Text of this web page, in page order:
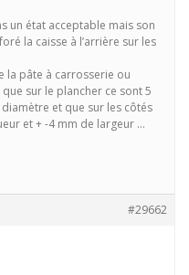
un état acceptable mais son
la caisse à l’arrière sur les
la pâte à carrosserie ou
sur le plancher ce sont 5
et que sur les côtés
et + -4 mm de largeur …
#29662